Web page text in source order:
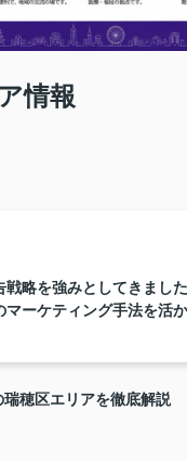
情報
略を強みとしてきまし
ーケティング手法を活
穂区エリアを徹底解説